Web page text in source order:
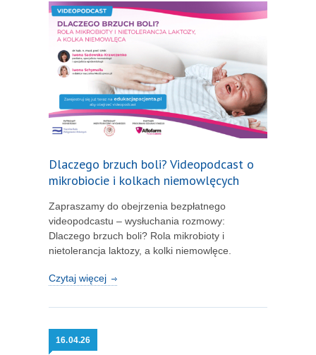
Dlaczego brzuch boli? Videopodcast o
mikrobiocie i kolkach niemowlęcych
Zapraszamy do obejrzenia bezpłatnego
videopodcastu – wysłuchania rozmowy:
Dlaczego brzuch boli? Rola mikrobioty i
nietolerancja laktozy, a kolki niemowlęce.
Czytaj więcej
16.04.26